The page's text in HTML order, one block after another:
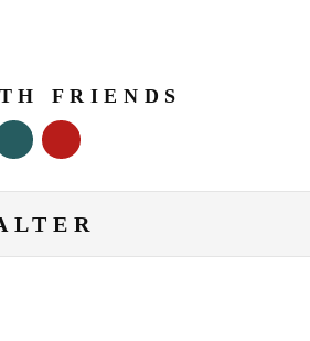
FRIENDS